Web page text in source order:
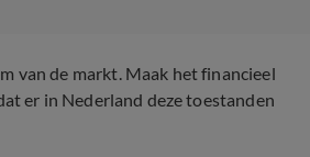
van de markt. Maak het financieel
er in Nederland deze toestanden